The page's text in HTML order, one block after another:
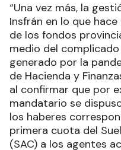
“Una vez más, la
Insfrán en lo que
de los fondos
medio del
generado por la
de Hacienda y
al confirmar que por
mandatario se
los haberes
primera cuota del
(SAC) a los agentes